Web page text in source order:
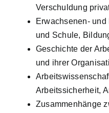
Verschuldung
Erwachsenen-
und Schule,
Geschichte der
und ihrer
Arbeitssicherheit,
Zusammenhänge